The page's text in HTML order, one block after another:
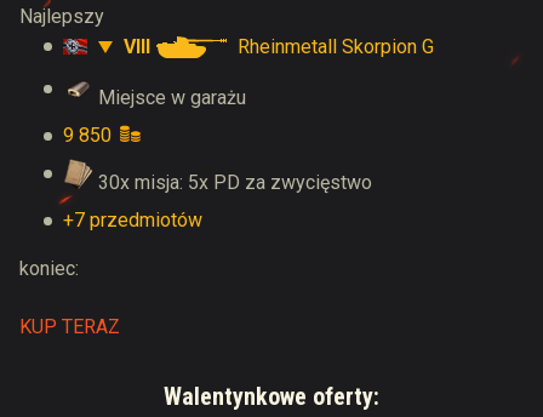
Najlepszy
VIII
Rheinmetall Skorpion G
Miejsce w garażu
9 850
30x misja: 5x PD za zwycięstwo
+7 przedmiotów
koniec:
KUP TERAZ
Walentynkowe oferty: